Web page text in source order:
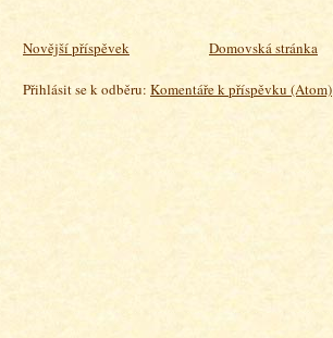
Novější příspěvek Domovská stránka
Přihlásit se k odběru: Komentáře k příspěvku (Atom)